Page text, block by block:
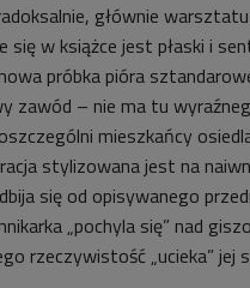
głównie
w książce jest płaski i
próbka pióra
zawód – nie ma tu
mieszkańcy
stylizowana jest na
się od opisywanego
„pochyla się” nad
rzeczywistość „ucieka” jej